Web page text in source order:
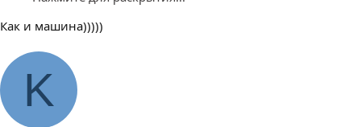
Как и машина)))))
K